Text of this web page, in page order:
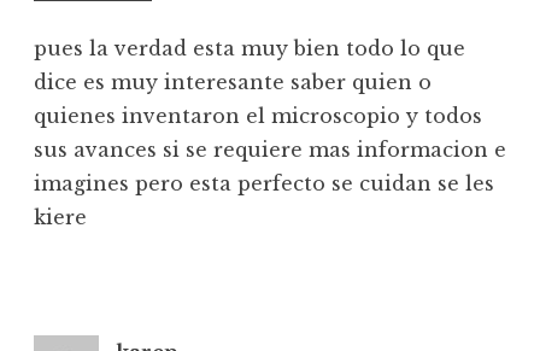
pues la verdad esta muy bien todo lo que
dice es muy interesante saber quien o
quienes inventaron el microscopio y todos
sus avances si se requiere mas informacion e
imagines pero esta perfecto se cuidan se les
kiere